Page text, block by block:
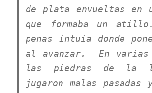
de plata envueltas en
que formaba un
penas intuía donde
al avanzar. En varias
las piedras de la
jugaron malas pasadas